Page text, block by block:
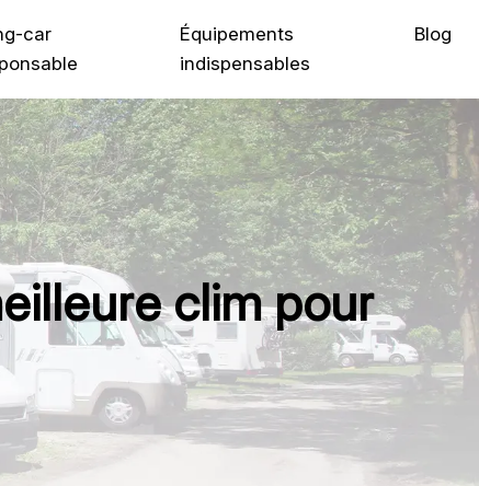
car
Équipements
indispensables
Blog
clim pour